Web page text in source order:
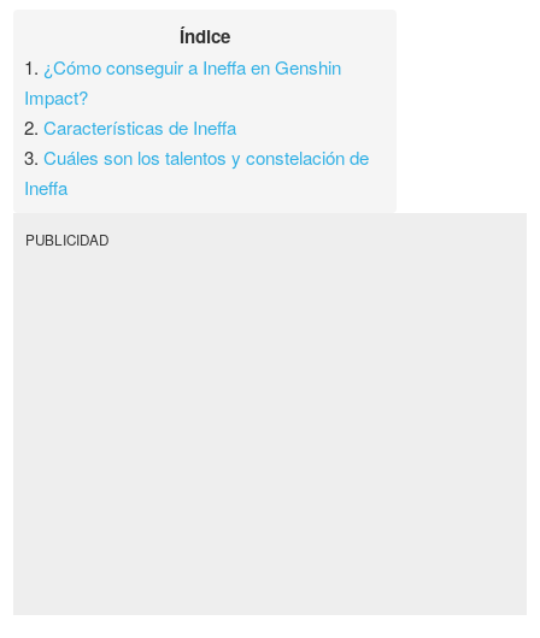
Índice
1. ¿Cómo conseguir a Ineffa en Genshin
Impact?
2.Características de Ineffa
3.Cuáles son los talentos y constelación de
Ineffa
PUBLICIDAD